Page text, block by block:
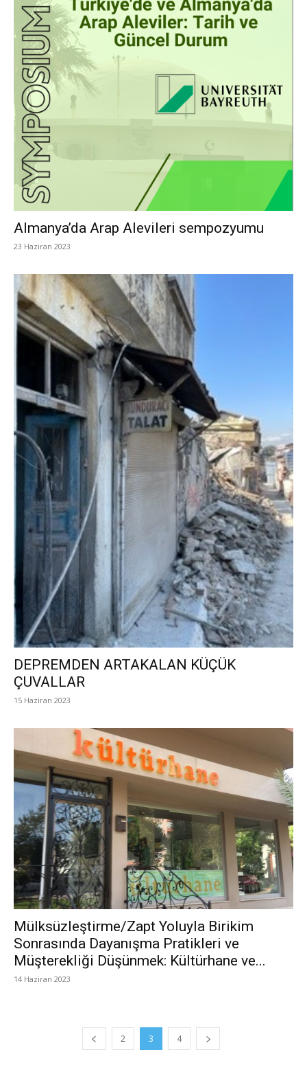
Almanya’da Arap Alevileri sempozyumu
23 Haziran 2023
DEPREMDEN ARTAKALAN KÜÇÜK
ÇUVALLAR
15 Haziran 2023
Mülksüzleştirme/Zapt Yoluyla Birikim
Sonrasında Dayanışma Pratikleri ve
Müşterekliği Düşünmek: Kültürhane ve...
14 Haziran 2023
2 3 4